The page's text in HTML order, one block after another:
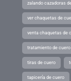
zalando cazadoras
ver chaquetas de
venta chaquetas de
tratamiento de cuero
tiras de cuero
tapicería de cuero